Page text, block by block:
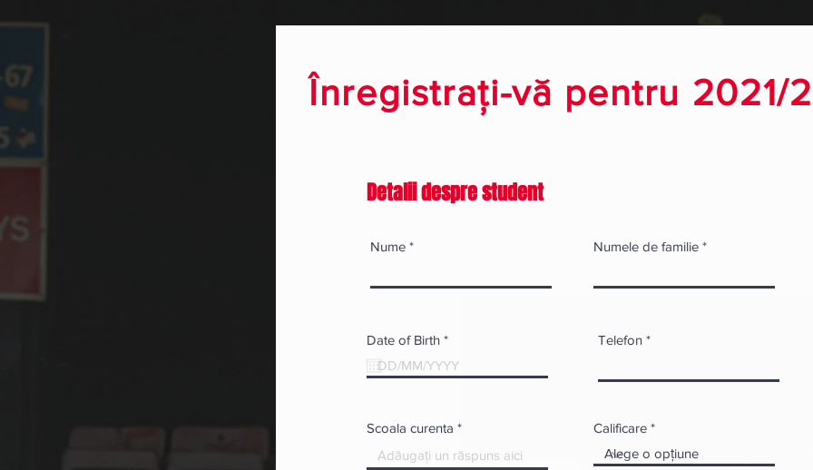
Înregistrați-vă pentru 2021/
Detalii despre student
Nume Numele de familie
Date of Birth *r
q
u
d
Telefon
Scoala curenta Calificare